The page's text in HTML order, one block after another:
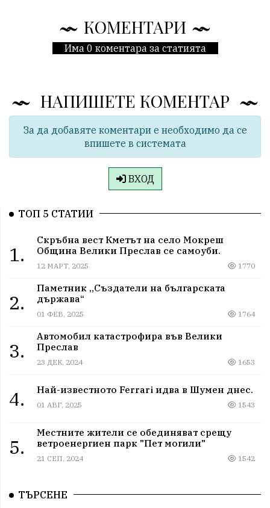
КОМЕНТАРИ
Има 0 коментара за статията
НАПИШЕТЕ КОМЕНТАР
За да добавяте коментари е необходимо да се
впишете в системата
ВХОД
ТОП 5 СТАТИИ
1.
Скръбна вест Кметът на село Мокреш
Община Велики Преслав се самоуби.
12 МАРТ, 2025 1770
2.
Паметник „Създатели на българската
държава“
01 ФЕВ, 2025 1764
3.
Автомобил катастрофира във Велики
Преслав
23 ДЕК, 2024 1653
4. Най-известното Ferrari идва в Шумен днес.
01 АВГ, 2025 1543
5.
Местните жители се обединяват срещу
ветроенергиен парк "Пет могили"
21 СЕП, 2024 1542
ТЪРСЕНЕ